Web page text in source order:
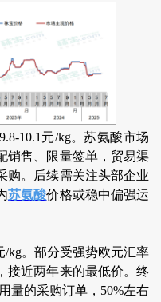
10.1元/kg。苏氨酸市场
销售、限量签单，贸易渠
购。后续需关注头部企业
苏氨酸价格或稳中偏强运
/kg。部分受强势欧元汇率
接近两年来的最低价。终
量的采购订单，50%左右